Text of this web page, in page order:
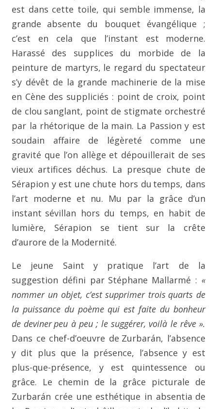
est dans cette toile, qui semble immense, la
grande absente du bouquet évangélique ;
c’est en cela que l’instant est
moderne.
Harassé des supplices du morbide de la
peinture de martyrs, le regard du spectateur
s’y dévêt de la grande machinerie de la mise
en Cène des suppliciés : point de croix, point
de clou sanglant, point de stigmate orchestré
par la rhétorique de la main. La Passion y est
soudain affaire de légèreté comme une
gravité que l’on allège et dépouillerait de ses
vieux artifices déchus. La presque chute de
Sérapion y est une chute hors du temps, dans
l’art moderne et nu. Mu par la grâce d’un
instant sévillan hors du temps, en habit de
lumière, Sérapion se tient
sur la crête
d’aurore de la Modernité.
Le jeune Saint y pratique l’art de la
suggestion défini par Stéphane Mallarmé : «
nommer un objet, c’est supprimer trois quarts de
la puissance du poème qui est faite du bonheur
de devinerpeu à peu ; le suggérer, voilà le rêve ».
Dans ce chef-d’oeuvre de Zurbarán, l’absence
y dit plus que la présence, l’absence y est
plus-que-présence, y est quintessence ou
grâce. Le chemin de la grâce picturale de
Zurbarán crée une esthétique in absentia de